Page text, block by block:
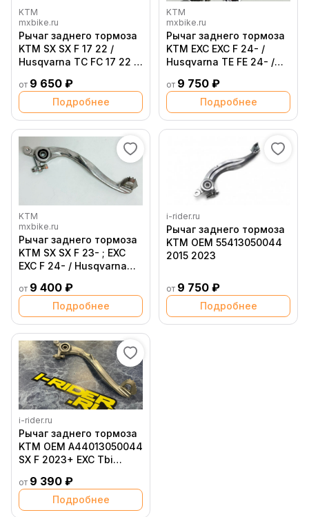
KTM
mxbike.ru
Рычаг заднего тормоза
KTM SX SX F 17 22 /
Husqvarna TC FC 17 22 /
от 9 650 ₽
Подробнее
KTM
mxbike.ru
Рычаг заднего тормоза
KTM EXC EXC F 24- /
Husqvarna TE FE 24- /
от 9 750 ₽
Подробнее
KTM
mxbike.ru
Рычаг заднего тормоза
KTM SX SX F 23- ; EXC
EXC F 24- / Husqvarna
GasGas MC MC F 23- ;
EC EC F 24-
от 9 400 ₽
Подробнее
i-rider.ru
Рычаг заднего тормоза
KTM OEM 55413050044
2015 2023
от 9 750 ₽
Подробнее
i-rider.ru
Рычаг заднего тормоза
KTM OEM A44013050044
SX F 2023+ EXC Tbi
от 9 390 ₽
Подробнее